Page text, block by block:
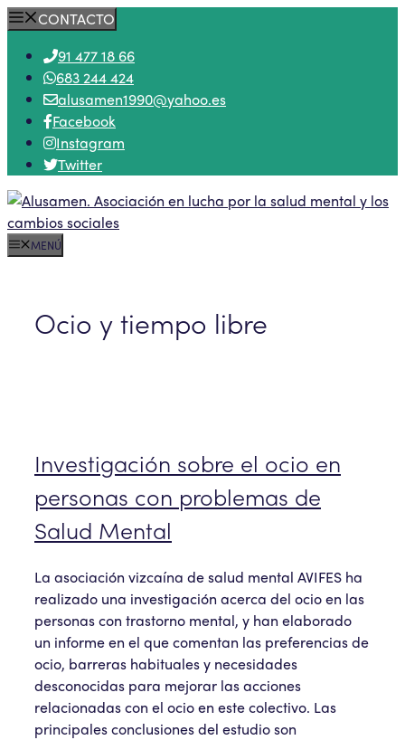
Saltar
contenido
CONTACTO
91 477 18 66
683 244 424
alusamen1990@yahoo.es
Facebook
Instagram
Twitter
MENÚ
Ocio y tiempo libre
Investigación sobre el ocio en
personas con problemas de
Salud Mental
La asociación vizcaína de salud mental AVIFES ha
realizado una investigación acerca del ocio en las
personas con trastorno mental, y han elaborado
un informe en el que comentan las preferencias de
ocio, barreras habituales y necesidades
desconocidas para mejorar las acciones
relacionadas con el ocio en este colectivo. Las
principales conclusiones del estudio son